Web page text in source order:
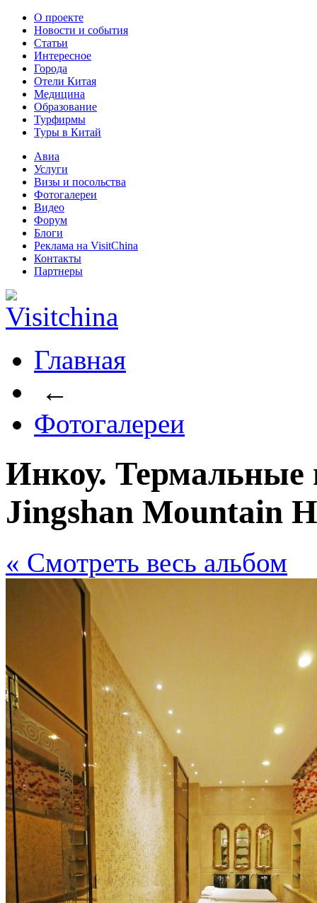
О проекте
Новости и события
Статьи
Интересное
Города
Отели Китая
Медицина
Образование
Турфирмы
Туры в Китай
Авиа
Услуги
Визы и посольства
Фотогалереи
Видео
Форум
Блоги
Реклама на VisitChina
Контакты
Партнеры
Главная
←
Фотогалереи
Инкоу. Термальные
Jingshan Mountain
« Cмотреть весь альбом